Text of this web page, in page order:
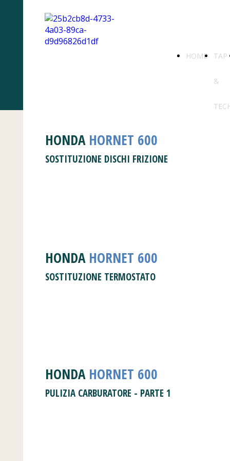
HOME TAP
&
HONDA HORNET 600
SOSTITUZIONE DISCHI FRIZIONE
HONDA HORNET 600
SOSTITUZIONE TERMOSTATO
HONDA HORNET 600
PULIZIA CARBURATORE - PARTE 1